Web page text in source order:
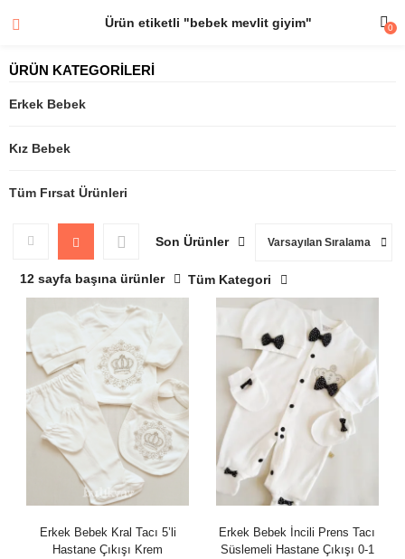
Ürün etiketli "bebek mevlit giyim" 0
ÜRÜN KATEGORİLERİ
Erkek Bebek
Kız Bebek
Tüm Fırsat Ürünleri
Son Ürünler Varsayılan Sıralama
12 sayfa başına ürünler Tüm Kategori
Erkek Bebek Kral Tacı 5’li
Hastane Çıkışı Krem
Erkek Bebek İncili Prens Tacı
Süslemeli Hastane Çıkışı 0-1